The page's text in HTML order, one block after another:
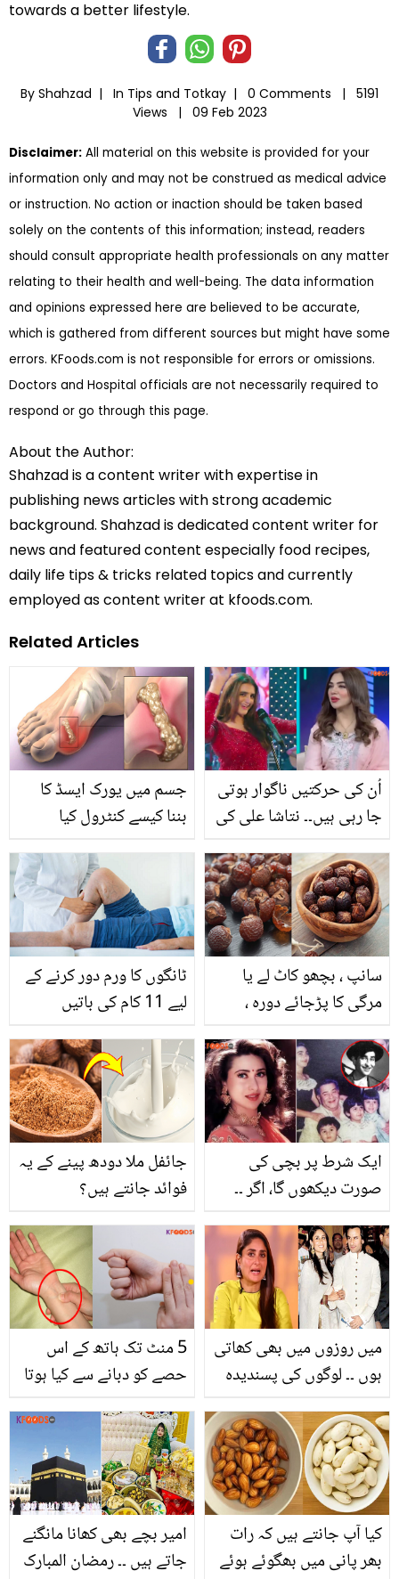
towards a better lifestyle.
By Shahzad | In Tips and Totkay | 0 Comments |
5191
Views |
09 Feb 2023
Disclaimer: All material on this website is provided for your
information only and may not be construed as medical advice
or instruction. No action or inaction should be taken based
solely on the contents of this information; instead, readers
should consult appropriate health professionals on any matter
relating to their health and well-being. The data information
and opinions expressed here are believed to be accurate,
which is gathered from different sources but might have some
errors. KFoods.com is not responsible for errors or omissions.
Doctors and Hospital officials are not necessarily required to
respond or go through this page.
About the Author:
Shahzad is a content writer with expertise in
publishing news articles with strong academic
background. Shahzad is dedicated content writer for
news and featured content especially food recipes,
daily life tips & tricks related topics and currently
employed as content writer at kfoods.com.
Related Articles
جسم میں یورک ایسڈ کا
بننا کیسے کنٹرول کیا
اُن کی حرکتیں ناگوار ہوتی
جا رہی ہیں۔۔ نتاشا علی کی
کیا کچھ کہہ ڈالا؟
ٹانگوں کا ورم دور کرنے کے
لیے 11 کام کی باتیں
سانپ ، بچھو کاٹ لے یا
مرگی کا پڑجائے دورہ ،
چاہتے ہوں جوان ۔۔ جانیے
ریٹھے کے لاجواب فوائد ۔
ڈاکٹر عیسٰی کے نسخے
جائفل ملا دودھ پینے کے یہ
فوائد جانتے ہیں؟
ایک شرط پر بچی کی
صورت دیکھوں گا، اگر ۔۔
کو دیکھنے کیلیئے راج کپور
نے کیا شرط رکھی تھی؟
5 منٹ تک ہاتھ کے اس
حصے کو دبانے سے کیا ہوتا
کے نتائج دیکھ کر آپ بڑے
پریشانی سے بچ سکتے ہیں
میں روزوں میں بھی کھاتی
ہوں ۔۔ لوگوں کی پسندیدہ
سے شادی کی تو انہیں کن
مشہور شخصیات نے
مسلمان لڑکے سے شادی
کرنے سے منع کیا ؟ دیکھیے
امیر بچے بھی کھانا مانگنے
جاتے ہیں ۔۔ رمضان المبارک
کیا آپ جانتے ہیں کہ رات
بھر پانی میں بھگوئے ہوئے